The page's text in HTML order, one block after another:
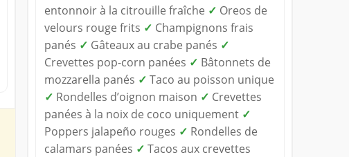
entonnoir à la citrouille fraîche ✓ Oreos de
velours rouge frits ✓ Champignons frais
panés ✓ Gâteaux au crabe panés ✓
Crevettes pop-corn panées ✓ Bâtonnets de
mozzarella panés ✓ Taco au poisson unique
✓ Rondelles d’oignon maison ✓ Crevettes
panées à la noix de coco uniquement ✓
Poppers jalapeño rouges ✓ Rondelles de
calamars panées ✓ Tacos aux crevettes